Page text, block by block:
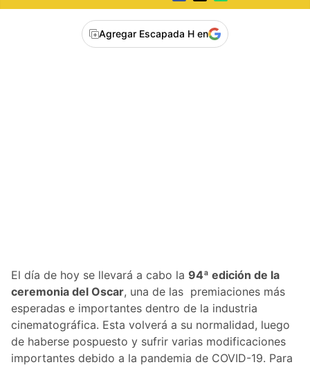
Agregar Escapada H en
El día de hoy se llevará a cabo la 94ª edición de la
ceremonia del Oscar, una de las premiaciones más
esperadas e importantes dentro de la industria
cinematográfica. Esta volverá a su normalidad, luego
de haberse pospuesto y sufrir varias modificaciones
importantes debido a la pandemia de COVID-19. Para